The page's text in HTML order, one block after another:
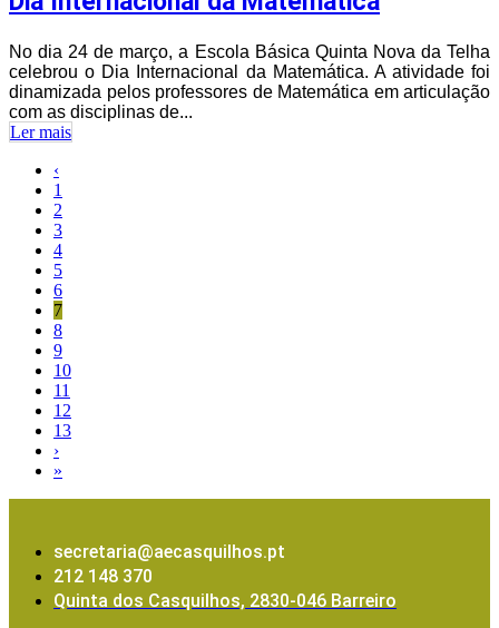
No dia 24 de março, a Escola Básica Quinta Nova da Telha
celebrou o Dia Internacional da Matemática. A atividade foi
dinamizada pelos professores de Matemática em articulação
com as disciplinas de...
Ler mais
‹
1
2
3
4
5
6
7
8
9
10
11
12
13
›
»
secretaria@aecasquilhos.pt
212 148 370
Quinta dos Casquilhos, 2830-046 Barreiro